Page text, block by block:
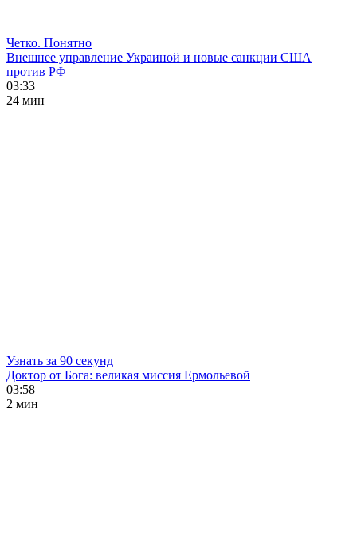
Четко. Понятно
Внешнее управление Украиной и новые санкции США
против РФ
03:33
24 мин
Узнать за 90 секунд
Доктор от Бога: великая миссия Ермольевой
03:58
2 мин